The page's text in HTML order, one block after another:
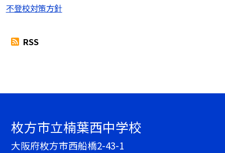
不登校対策方針
RSS
枚方市立楠葉西中学校
大阪府枚方市西船橋2-43-1